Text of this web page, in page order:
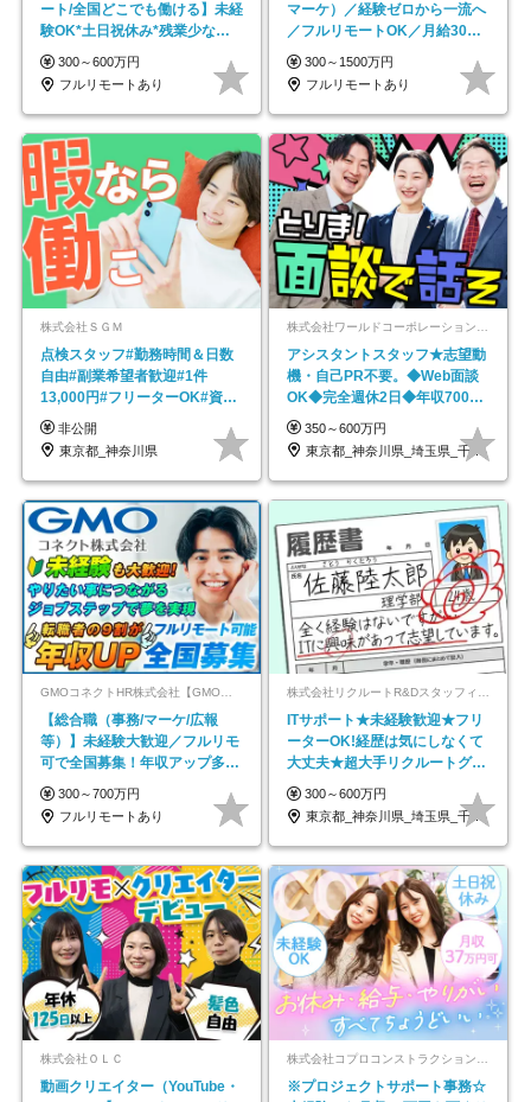
ート/全国どこでも働ける】未経
験OK*土日祝休み*残業少なめ*
在宅勤務手当あり
300～600万円
フルリモートあり
マーケ）／経験ゼロから一流へ
／フルリモートOK／月給30万
円～／年休130日以上
300～1500万円
フルリモートあり
株式会社ＳＧＭ
点検スタッフ#勤務時間＆日数
自由#副業希望者歓迎#1件
13,000円#フリーターOK#資格
スキル不要
非公開
東京都_神奈川県
アシスタントスタッフ★志望動
機・自己PR不要。◆Web面談
OK◆完全週休2日◆年収700万
円可/p13
350～600万円
東京都_神奈川県_埼玉県_千葉県_大阪府…
GMOコネクトHR株式会社【GMOインターネットグループ】
【総合職（事務/マーケ/広報
等）】未経験大歓迎／フルリモ
可で全国募集！年収アップ多数
★年休最大130日★
300～700万円
フルリモートあり
ITサポート★未経験歓迎★フリ
ーターOK!経歴は気にしなくて
大丈夫★超大手リクルートグル
ープの正社員/sg
300～600万円
東京都_神奈川県_埼玉県_千葉県_大阪府…
株式会社ＯＬＣ
動画クリエイター（YouTube・
※プロジェクトサポート事務☆